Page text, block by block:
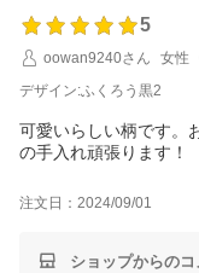
5
oowan9240さん
女性
デザイン:ふくろう黒2
可愛いらしい柄です。
の手入れ頑張ります！
注文日：2024/09/01
ショップからのコ